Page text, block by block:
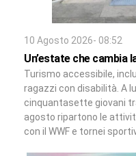
10 Agosto 2026- 08:52
Un’estate che cambia
Turismo accessibile,
ragazzi con disabilità. A
cinquantasette giovani
agosto ripartono le
con il WWF e tornei